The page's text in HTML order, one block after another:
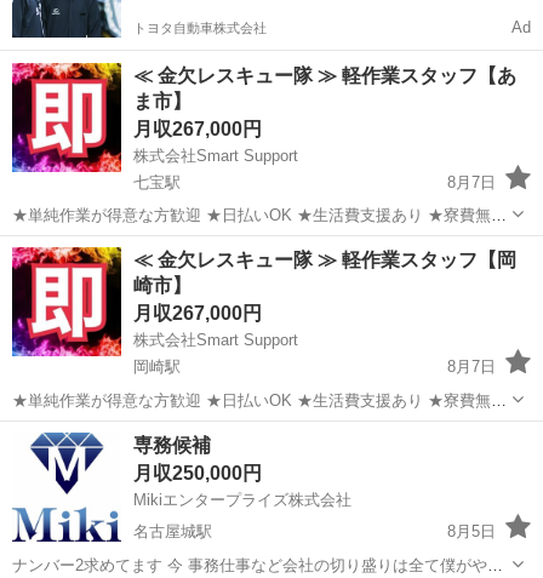
トヨタ自動車株式会社 Ad
≪ 金欠レスキュー隊 ≫ 軽作業スタッフ【あ
ま市】
月収267,000円
株式会社Smart Support
七宝駅
8月7日
★単純作業が得意な方歓迎 ★日払いOK ★生活費支援あり ★寮費無料
（規定あり） ★スピード就業（最短翌日） ★LINE面談OK ★タトゥー
相談可 ■ お仕事例 ・アパートの清掃 ・医薬品の梱包...
愛知 あま市 七宝駅 その他 単純作業
≪ 金欠レスキュー隊 ≫ 軽作業スタッフ【岡
崎市】
月収267,000円
株式会社Smart Support
岡崎駅
8月7日
★単純作業が得意な方歓迎 ★日払いOK ★生活費支援あり ★寮費無料
（規定あり） ★スピード就業（最短翌日） ★LINE面談OK ★タトゥー
相談可 ■ お仕事例 ・アパートの清掃 ・医薬品の梱包...
愛知 岡崎市 岡崎駅
専務候補
月収250,000円
Mikiエンタープライズ株式会社
名古屋城駅
8月5日
ナンバー2求めてます 今 事務仕事など会社の切り盛りは全て僕がやっ